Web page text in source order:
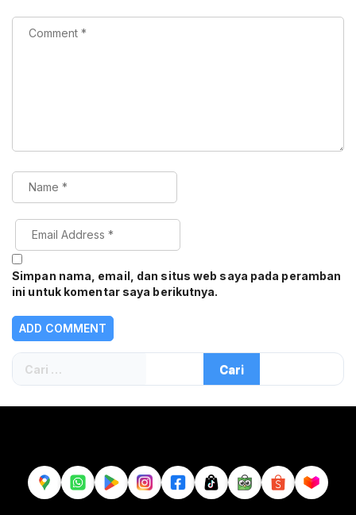
Simpan nama, email, dan situs web saya pada peramban
ini untuk komentar saya berikutnya.
Cari
untuk: